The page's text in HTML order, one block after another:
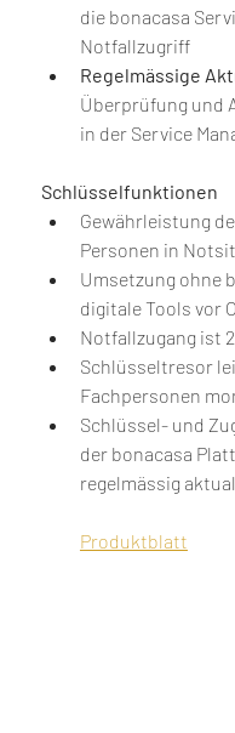
die bonacasa
Notfallzugriff
Regelmässige
Überprüfung und
in der Service
Schlüsselfunktionen
Gewährleistung
Personen in
Umsetzung ohne
digitale Tools vor
Notfallzugang ist
Schlüsseltresor
Fachpersonen
Schlüssel- und
der bonacasa
regelmässig
Produktblatt